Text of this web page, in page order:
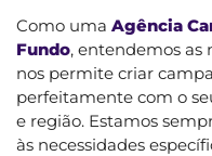
Como uma Agência
Fundo, entendemos as
nos permite criar
perfeitamente com o
e região. Estamos
às necessidades